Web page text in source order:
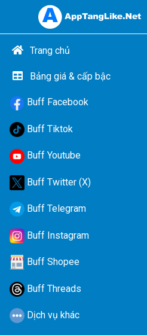
Trang chủ
Bảng giá & cấp bậc
Buff Facebook
Buff Tiktok
Buff Youtube
Buff Twitter (X)
Buff Telegram
Buff Instagram
Buff Shopee
Buff Threads
Dịch vụ khác